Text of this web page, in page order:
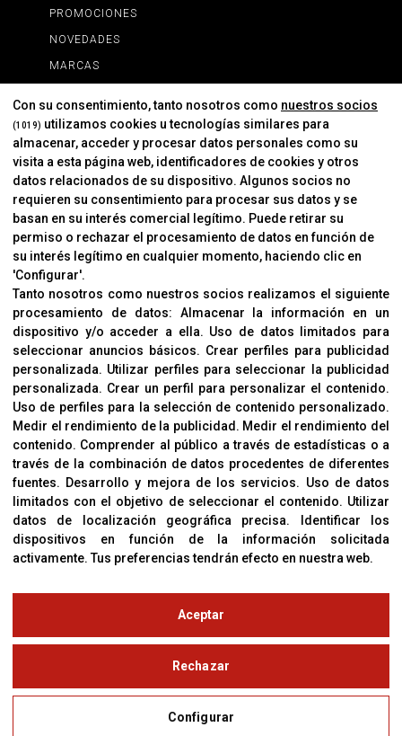
PROMOCIONES
NOVEDADES
MARCAS
INFORMACIÓN
Contacto
Cambios Y Devoluciones
CORVER
Aviso Legal
Sobre Nosotros
Cookies
Política De Privacidad
OFICINAS
C/ Coneixement 5, 08850
CONTACTO
T. (+34) 93 638 38 60
Email: corver@corver.es
© Copyright 2019
Con su consentimiento, tanto nosotros como nuestros socios
(1019) utilizamos cookies u tecnologías similares para
almacenar, acceder y procesar datos personales como su
visita a esta página web, identificadores de cookies y otros
datos relacionados de su dispositivo. Algunos socios no
requieren su consentimiento para procesar sus datos y se
basan en su interés comercial legítimo. Puede retirar su
permiso o rechazar el procesamiento de datos en función de
su interés legítimo en cualquier momento, haciendo clic en
'Configurar'.
Tanto nosotros como nuestros socios realizamos el siguiente
procesamiento de datos: Almacenar la información en un
dispositivo y/o acceder a ella. Uso de datos limitados para
seleccionar anuncios básicos. Crear perfiles para publicidad
personalizada. Utilizar perfiles para seleccionar la publicidad
personalizada. Crear un perfil para personalizar el contenido.
Uso de perfiles para la selección de contenido personalizado.
Medir el rendimiento de la publicidad . Medir el rendimiento del
contenido. Comprender al público a través de estadísticas o a
través de la combinación de datos procedentes de diferentes
fuentes. Desarrollo y mejora de los servicios. Uso de datos
limitados con el objetivo de seleccionar el contenido. Utilizar
datos de localización geográfica precisa.
Identificar los
dispositivos en función de la información solicitada
activamente.Tus preferencias tendrán efecto en nuestra web.
Configurar
Rechazar
Aceptar
Aviso Legal
Política de Privacidad y Cookies